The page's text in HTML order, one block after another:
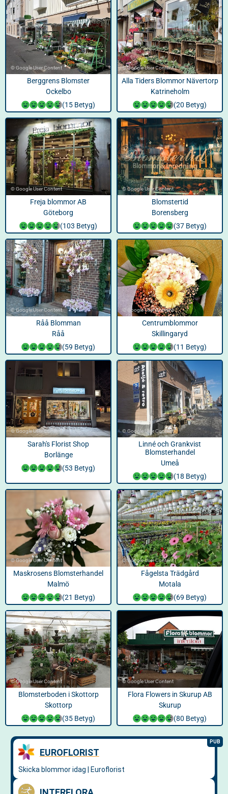
© Google User Content
Berggrens Blomster
Ockelbo
(15 Betyg)
© Google User Content
Alla Tiders Blommor Nävertorp
Katrineholm
(20 Betyg)
© Google User Content
Freja blommor AB
Göteborg
(103 Betyg)
© Google User Content
Blomstertid
Borensberg
(37 Betyg)
© Google User Content
Råå Blomman
Råå
(59 Betyg)
© Google User Content
Centrumblommor
Skillingaryd
(11 Betyg)
© Google User Content
Sarah's Florist Shop
Borlänge
(53 Betyg)
© Google User Content
Linné och Grankvist
Blomsterhandel
Umeå
(18 Betyg)
© Google User Content
Maskrosens Blomsterhandel
Malmö
(21 Betyg)
© Google User Content
Fågelsta Trädgård
Motala
(69 Betyg)
© Google User Content
Blomsterboden i Skottorp
Skottorp
(35 Betyg)
© Google User Content
Flora Flowers in Skurup AB
Skurup
(80 Betyg)